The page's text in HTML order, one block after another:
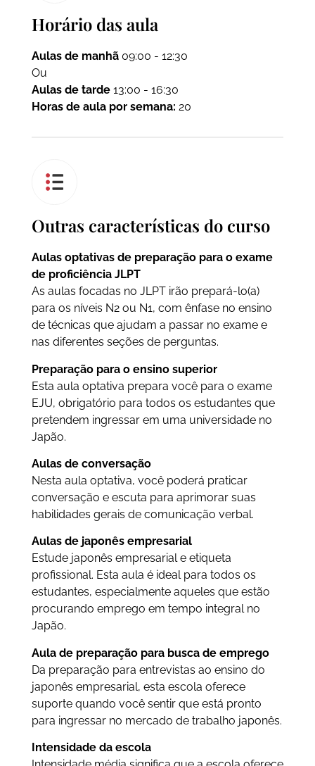
Horário das aula
Aulas de manhã09:00 - 12:30
Ou
Aulas de tarde13:00 - 16:30
Horas de aula por semana: 20
Outras características do curso
Aulas optativas de preparação para o exame
de proficiência JLPT
As aulas focadas no JLPT irão prepará-lo(a)
para os níveis N2 ou N1, com ênfase no ensino
de técnicas que ajudam a passar no exame e
nas diferentes seções de perguntas.
Preparação para o ensino superior
Esta aula optativa prepara você para o exame
EJU, obrigatório para todos os estudantes que
pretendem ingressar em uma universidade no
Japão.
Aulas de conversação
Nesta aula optativa, você poderá praticar
conversação e escuta para aprimorar suas
habilidades gerais de comunicação verbal.
Aulas de japonês empresarial
Estude japonês empresarial e etiqueta
profissional. Esta aula é ideal para todos os
estudantes, especialmente aqueles que estão
procurando emprego em tempo integral no
Japão.
Aula de preparação para busca de emprego
Da preparação para entrevistas ao ensino do
japonês empresarial, esta escola oferece
suporte quando você sentir que está pronto
para ingressar no mercado de trabalho japonês.
Intensidade da escola